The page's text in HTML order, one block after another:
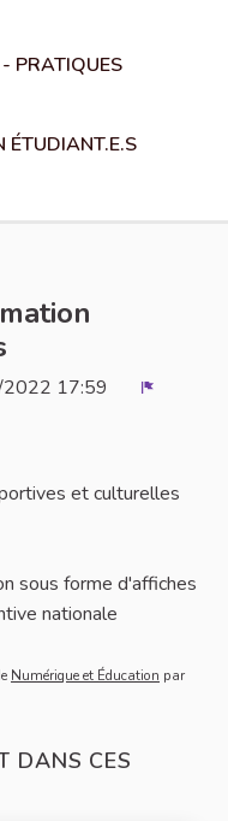
PRATIQUES
ÉTUDIANT.E.S
17:59
et culturelles
sous forme d'affiches
nationale
et Éducation
Numérique et Éducation par
DANS CES